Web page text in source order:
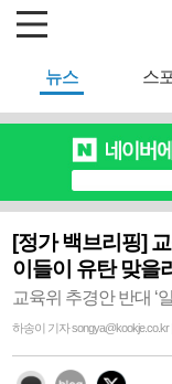
뉴스 스
[정가 백브리핑]
이들이 유탄 맞을
교육위 추경안 반대 ‘
하송이 기자 songya@kookje.co.kr